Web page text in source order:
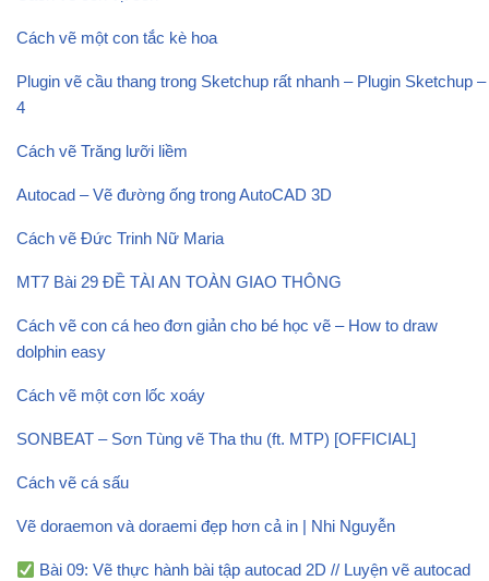
Cách vẽ một con tắc kè hoa
Plugin vẽ cầu thang trong Sketchup rất nhanh – Plugin Sketchup –
4
Cách vẽ Trăng lưỡi liềm
Autocad – Vẽ đường ống trong AutoCAD 3D
Cách vẽ Đức Trinh Nữ Maria
MT7 Bài 29 ĐỀ TÀI AN TOÀN GIAO THÔNG
Cách vẽ con cá heo đơn giản cho bé học vẽ – How to draw
dolphin easy
Cách vẽ một cơn lốc xoáy
SONBEAT – Sơn Tùng vẽ Tha thu (ft. MTP) [OFFICIAL]
Cách vẽ cá sấu
Vẽ doraemon và doraemi đẹp hơn cả in | Nhi Nguyễn
Bài 09: Vẽ thực hành bài tập autocad 2D // Luyện vẽ autocad